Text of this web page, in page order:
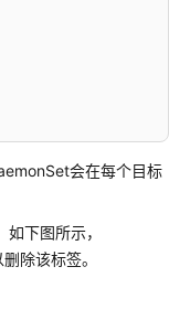
会在每个目标
下图所示，
除该标签。